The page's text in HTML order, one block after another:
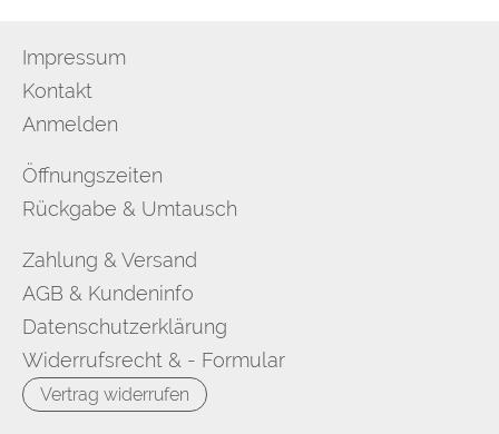
Impressum
Kontakt
Anmelden
Öffnungszeiten
Rückgabe & Umtausch
Zahlung & Versand
AGB & Kundeninfo
Datenschutzerklärung
Widerrufsrecht & - Formular
Vertrag widerrufen